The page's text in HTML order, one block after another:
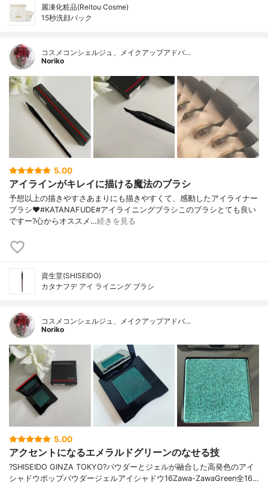
麗凍化粧品(Reitou Cosme)
15秒洗顔パック
コスメコンシェルジュ、メイクアップアドバ…
Noriko
5.00
アイラインがキレイに描ける魔法のブラシ
予想以上の描きやすさあまりにも描きやすくて、感動したアイライナー
ブラシ❤️#KATANAFUDE#アイライニングブラシこのブラシとても良い
ですー?心からオススメ…続きを見る
資生堂(SHISEIDO)
カタナフデ アイ ライニング ブラシ
コスメコンシェルジュ、メイクアップアドバ…
Noriko
5.00
アクセントになるエメラルドグリーンのなせる技
?SHISEIDO GINZA TOKYO?パウダーとジェルが融合した高発色のアイ
シャドウポップパウダージェルアイシャドウ16Zawa-ZawaGreen全16…